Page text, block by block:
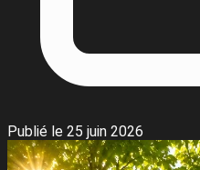
Publié le 25 juin 2026